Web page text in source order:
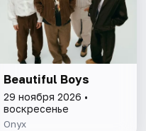
Beautiful Boys
29 ноября 2026 •
воскресенье
Onyx